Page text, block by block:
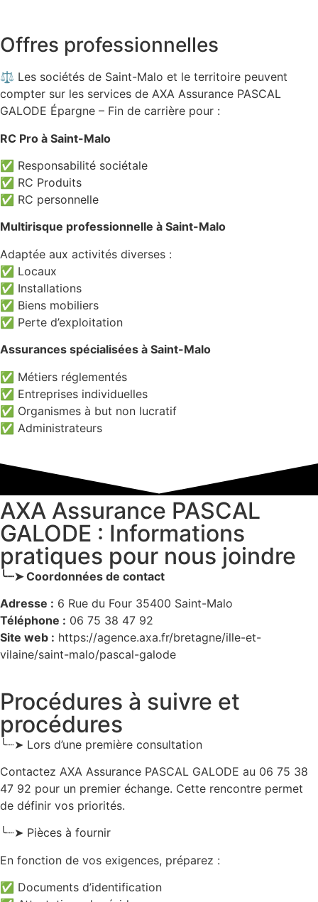
Offres professionnelles
⚖️ Les sociétés de Saint-Malo et le territoire peuvent
compter sur les services de AXA Assurance PASCAL
GALODE Épargne – Fin de carrière pour :
RC Pro à Saint-Malo
✅ Responsabilité sociétale
✅ RC Produits
✅ RC personnelle
Multirisque professionnelle à Saint-Malo
Adaptée aux activités diverses :
✅ Locaux
✅ Installations
✅ Biens mobiliers
✅ Perte d’exploitation
Assurances spécialisées à Saint-Malo
✅ Métiers réglementés
✅ Entreprises individuelles
✅ Organismes à but non lucratif
✅ Administrateurs
AXA Assurance PASCAL
GALODE : Informations
pratiques pour nous joindre
╰┈➤ Coordonnées de contact
Adresse : 6 Rue du Four 35400 Saint-Malo
Téléphone : 06 75 38 47 92
Site web : https://agence.axa.fr/bretagne/ille-et-
vilaine/saint-malo/pascal-galode
Procédures à suivre et
procédures
╰┈➤ Lors d’une première consultation
Contactez AXA Assurance PASCAL GALODE au 06 75 38
47 92 pour un premier échange. Cette rencontre permet
de définir vos priorités.
╰┈➤ Pièces à fournir
En fonction de vos exigences, préparez :
✅ Documents d’identification